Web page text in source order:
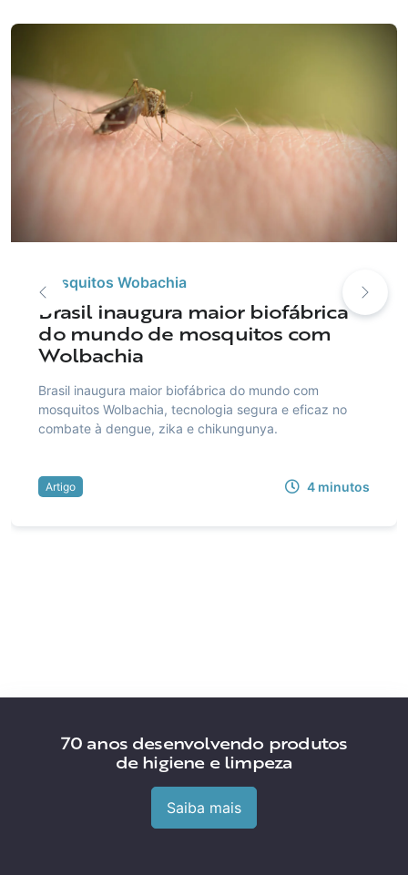
Mosquitos Wobachia
Brasil inaugura maior biofábrica
do mundo de mosquitos com
Wolbachia
Brasil inaugura maior biofábrica do mundo com
mosquitos Wolbachia, tecnologia segura e eficaz no
combate à dengue, zika e chikungunya.
Artigo 4 minutos
70 anos desenvolvendo produtos
de higiene e limpeza
Saiba mais